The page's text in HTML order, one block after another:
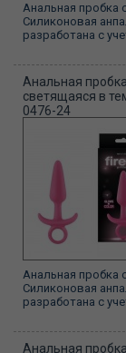
Анальная пробка
Силиконовая
разработана с
Анальная
светящаяся в
0476-24
Анальная пробка
Силиконовая
разработана с
Анальная